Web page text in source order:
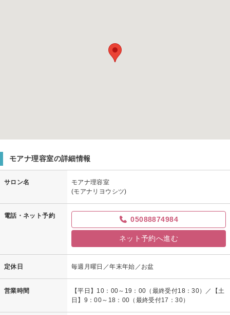
モアナ理容室の詳細情報
サロン名
モアナ理容室
(モアナリヨウシツ)
電話・ネット予約 05088874984
ネット予約へ進む
定休日 毎週月曜日／年末年始／お盆
営業時間
【平日】10：00～19：00（最終受付18：30）／【土
日】9：00～18：00（最終受付17：30）